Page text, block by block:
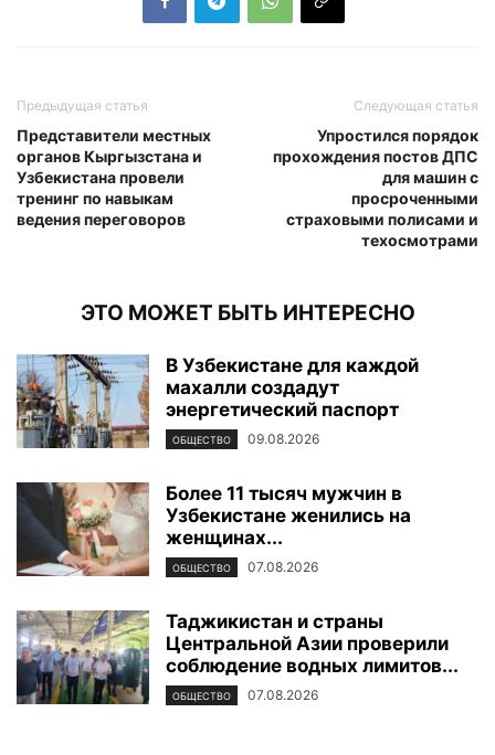
Предыдущая статья
Представители местных
органов Кыргызстана и
Узбекистана провели
тренинг по навыкам
ведения переговоров
Следующая статья
Упростился порядок
прохождения постов ДПС
для машин с
просроченными
страховыми полисами и
техосмотрами
ЭТО МОЖЕТ БЫТЬ ИНТЕРЕСНО
В Узбекистане для каждой
махалли создадут
энергетический паспорт
ОБЩЕСТВО 09.08.2026
Более 11 тысяч мужчин в
Узбекистане женились на
женщинах...
ОБЩЕСТВО 07.08.2026
Таджикистан и страны
Центральной Азии проверили
соблюдение водных лимитов...
ОБЩЕСТВО 07.08.2026